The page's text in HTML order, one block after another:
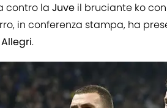
contro la Juve il bruciante ko
in conferenza stampa, ha
Allegri.